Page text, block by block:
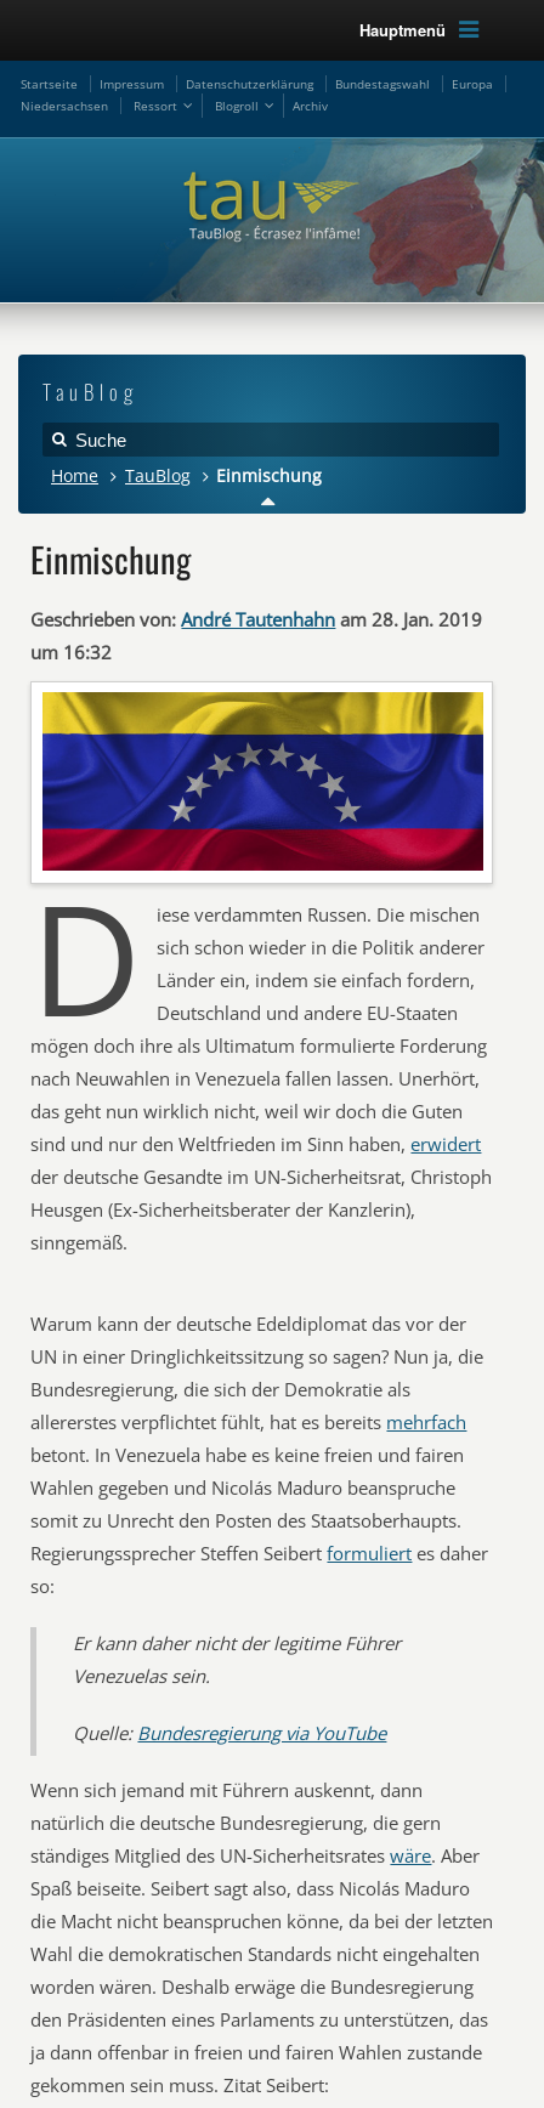
Hauptmenü
Startseite Impressum Datenschutzerklärung Bundestagswahl
Europa
Niedersachsen
Ressort Blogroll Archiv
TauBlog
Home TauBlog Einmischung
Einmischung
Geschrieben von: André Tautenhahn am 28. Jan. 2019
um 16:32
D
iese verdammten Russen. Die mischen
sich schon wieder in die Politik anderer
Länder ein, indem sie einfach fordern,
Deutschland und andere EU-Staaten
mögen doch ihre als Ultimatum formulierte Forderung
nach Neuwahlen in Venezuela fallen lassen. Unerhört,
das geht nun wirklich nicht, weil wir doch die Guten
sind und nur den Weltfrieden im Sinn haben,erwidert
der deutsche Gesandte im UN-Sicherheitsrat, Christoph
Heusgen (Ex-Sicherheitsberater der Kanzlerin),
sinngemäß.
Warum kann der deutsche Edeldiplomat das vor der
UN in einer Dringlichkeitssitzung so sagen? Nun ja, die
Bundesregierung, die sich der Demokratie als
allererstes verpflichtet fühlt, hat es bereits mehrfach
betont. In Venezuela habe es keine freien und fairen
Wahlen gegeben und Nicolás Maduro beanspruche
somit zu Unrecht den Posten des Staatsoberhaupts.
Regierungssprecher Steffen Seibertformuliert es daher
so:
Er kann daher nicht der legitime Führer
Venezuelas sein.
Quelle: Bundesregierung via YouTube
Wenn sich jemand mit Führern auskennt, dann
natürlich die deutsche Bundesregierung, die gern
ständiges Mitglied des UN-Sicherheitsrateswäre. Aber
Spaß beiseite. Seibert sagt also, dass Nicolás Maduro
die Macht nicht beanspruchen könne, da bei der letzten
Wahl die demokratischen Standards nicht eingehalten
worden wären. Deshalb erwäge die Bundesregierung
den Präsidenten eines Parlaments zu unterstützen, das
ja dann offenbar in freien und fairen Wahlen zustande
gekommen sein muss. Zitat Seibert: